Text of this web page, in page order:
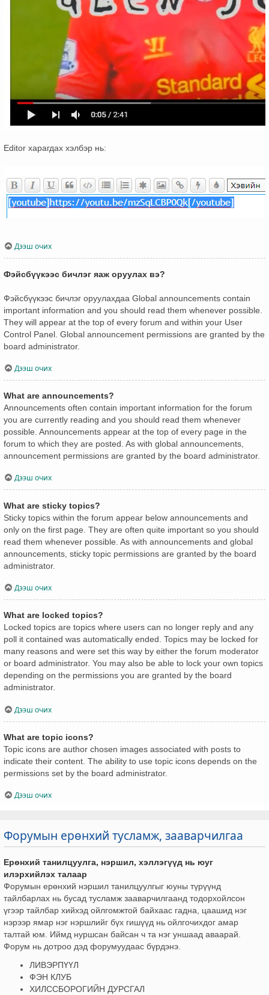
Editor харагдах хэлбэр нь:
Дээш очих
Фэйсбүүкээс бичлэг яаж оруулах вэ?
Фэйсбүүкээс бичлэг оруулахдаа Global announcements contain
important information and you should read them whenever possible.
They will appear at the top of every forum and within your User
Control Panel. Global announcement permissions are granted by the
board administrator.
Дээш очих
What are announcements?
Announcements often contain important information for the forum
you are currently reading and you should read them whenever
possible. Announcements appear at the top of every page in the
forum to which they are posted. As with global announcements,
announcement permissions are granted by the board administrator.
Дээш очих
What are sticky topics?
Sticky topics within the forum appear below announcements and
only on the first page. They are often quite important so you should
read them whenever possible. As with announcements and global
announcements, sticky topic permissions are granted by the board
administrator.
Дээш очих
What are locked topics?
Locked topics are topics where users can no longer reply and any
poll it contained was automatically ended. Topics may be locked for
many reasons and were set this way by either the forum moderator
or board administrator. You may also be able to lock your own topics
depending on the permissions you are granted by the board
administrator.
Дээш очих
What are topic icons?
Topic icons are author chosen images associated with posts to
indicate their content. The ability to use topic icons depends on the
permissions set by the board administrator.
Дээш очих
Форумын ерөнхий тусламж, зааварчилгаа
Ерөнхий танилцуулга, нэршил, хэллэгүүд нь юуг
илэрхийлэх талаар
Форумын ерөнхий нэршил танилцуулгыг юуны түрүүнд
тайлбарлах нь бусад тусламж зааварчилгаанд тодорхойлсон
үгээр тайлбар хийхэд ойлгомжтой байхаас гадна, цаашид нэг
нэрээр ямар нэг нэршлийг бүх гишүүд нь ойлгочихдог амар
талтай юм. Иймд нуршсан байсан ч та нэг уншаад аваарай.
Форум нь дотроо дэд форумуудаас бүрдэнэ.
ЛИВЭРПҮҮЛ
ФЭН КЛУБ
ХИЛССБОРОГИЙН ДУРСГАЛ